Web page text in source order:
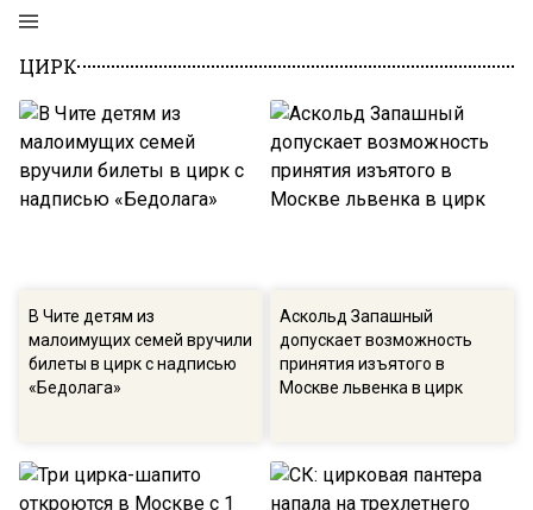
ЦИРК
В Чите детям из
малоимущих семей вручили
билеты в цирк с надписью
«Бедолага»
Аскольд Запашный
допускает возможность
принятия изъятого в
Москве львенка в цирк